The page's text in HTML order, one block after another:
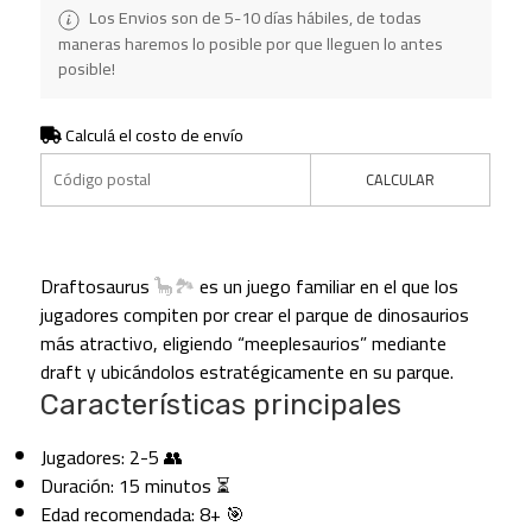
Los Envios son de 5-10 días hábiles, de todas
maneras haremos lo posible por que lleguen lo antes
posible!
Calculá el costo de envío
CALCULAR
Draftosaurus🦕🏞️es un juego familiar en el que los
jugadores compiten por crear el parque de dinosaurios
más atractivo, eligiendo “meeplesaurios” mediante
draft y ubicándolos estratégicamente en su parque.
Características principales
Jugadores: 2-5 👥
Duración: 15 minutos ⏳
Edad recomendada: 8+ 🎯